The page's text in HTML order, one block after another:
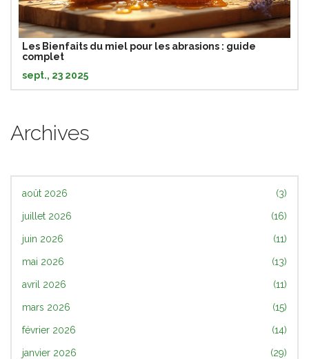
Les Bienfaits du miel pour les abrasions : guide
complet
sept., 23 2025
Archives
août 2026 (3)
juillet 2026 (16)
juin 2026 (11)
mai 2026 (13)
avril 2026 (11)
mars 2026 (15)
février 2026 (14)
janvier 2026 (29)